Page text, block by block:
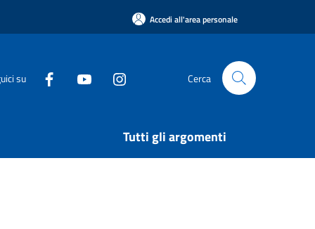
Accedi all'area personale
su Cerca
Tutti gli argomenti